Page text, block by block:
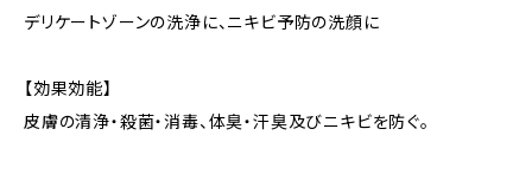
デリケートゾーンの洗浄に、ニキビ予防の洗顔に
【効果効能】
皮膚の清浄・殺菌・消毒、体臭・汗臭及びニキビを防ぐ。